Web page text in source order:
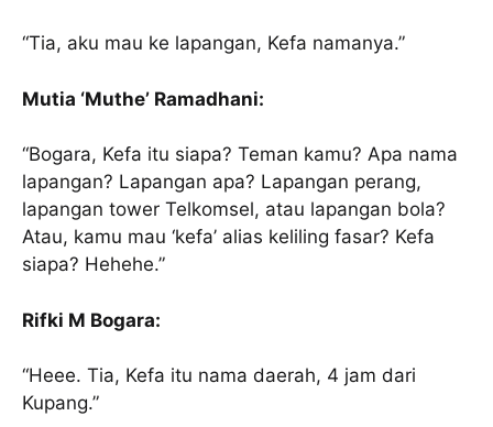
“Tia, aku mau ke lapangan, Kefa namanya.”
Mutia ‘Muthe’ Ramadhani:
“Bogara, Kefa itu siapa? Teman kamu? Apa nama
lapangan? Lapangan apa? Lapangan perang,
lapangan tower Telkomsel, atau lapangan bola?
Atau, kamu mau ‘kefa’ alias keliling fasar? Kefa
siapa? Hehehe.”
Rifki M Bogara:
“Heee. Tia, Kefa itu nama daerah, 4 jam dari
Kupang.”